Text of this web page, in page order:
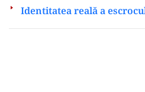
Identitatea reală a